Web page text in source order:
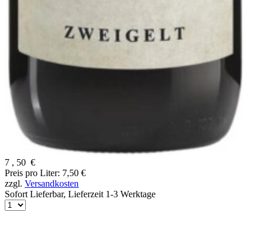
7 , 50 €
Preis pro Liter: 7,50 €
zzgl. Versandkosten
Sofort Lieferbar, Lieferzeit 1-3 Werktage